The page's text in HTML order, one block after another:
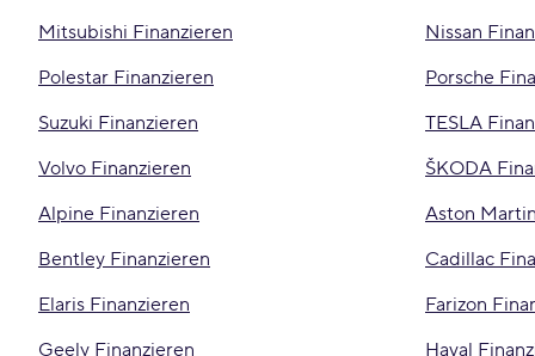
Mitsubishi Finanzieren
Nissan
Polestar Finanzieren
Porsche
Suzuki Finanzieren
TESLA
Volvo Finanzieren
ŠKODA
Alpine Finanzieren
Aston
Bentley Finanzieren
Cadillac
Elaris Finanzieren
Farizon
Geely Finanzieren
Haval